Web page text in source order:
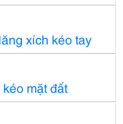
xích kéo tay
mặt đất